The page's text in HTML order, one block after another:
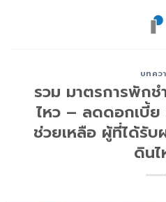
บทคว
รวม มาตรการพักช
ไหว – ลดดอกเบี้ย
ช่วยเหลือ ผู้ที่ได้รับ
ดินไ